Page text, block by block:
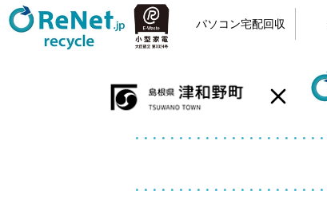
パソコン宅配回収